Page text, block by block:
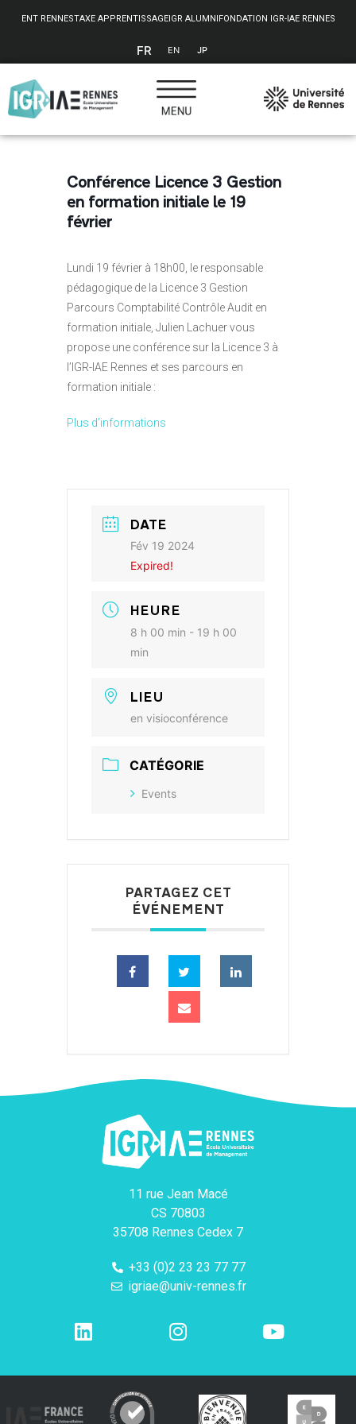
ENT RENNESTAXE APPRENTISSAGEIGR ALUMNIFONDATION IGR-IAE RENNES
FR EN JP
Conférence Licence 3 Gestion
en formation initiale le 19
février
Lundi 19 février à 18h00, le responsable
pédagogique de la Licence 3 Gestion
Parcours Comptabilité Contrôle Audit en
formation initiale, Julien Lachuer vous
propose une conférence sur la Licence 3 à
l’IGR-IAE Rennes et ses parcours en
formation initiale :
Plus d’informations
DATE
Fév 19 2024
Expired!
HEURE
8 h 00 min - 19 h 00
min
LIEU
en visioconférence
CATÉGORIE
Events
PARTAGEZ CET
ÉVÉNEMENT
11 rue Jean Macé
CS 70803
35708 Rennes Cedex 7
+33 (0)2 23 23 77 77
igriae@univ-rennes.fr